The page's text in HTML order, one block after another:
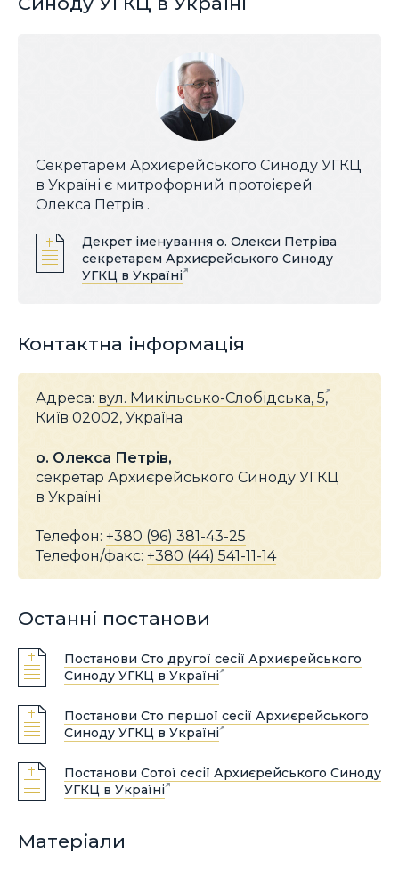
Секретарем Архиєрейського Синоду УГКЦ
в Україні є митрофорний протоієрей
Олекса Петрів .
Декрет іменування о. Олекси Петріва
секретарем Архиєрейського Синоду
УГКЦ в Україні
Контактна інформація
Адреса: вул. Микільсько-Слобідська, 5,
Київ 02002, Україна
о. Олекса Петрів,
секретар Архиєрейського Синоду УГКЦ
в Україні
Телефон: +380 (96) 381-43-25
Телефон/факс: +380 (44) 541-11-14
Останні постанови
Постанови Сто другої сесії Архиєрейського
Синоду УГКЦ в Україні
Постанови Сто першої сесії Архиєрейського
Синоду УГКЦ в Україні
Постанови Сотої сесії Архиєрейського Синоду
УГКЦ в Україні
Матеріали